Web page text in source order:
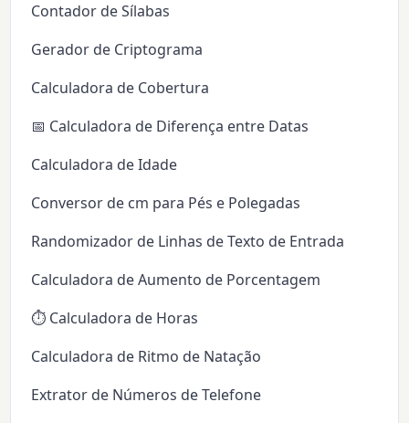
Contador de Sílabas
Gerador de Criptograma
Calculadora de Cobertura
📅 Calculadora de Diferença entre Datas
Calculadora de Idade
Conversor de cm para Pés e Polegadas
Randomizador de Linhas de Texto de Entrada
Calculadora de Aumento de Porcentagem
⏱️ Calculadora de Horas
Calculadora de Ritmo de Natação
Extrator de Números de Telefone